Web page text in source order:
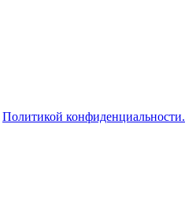
Политикой конфиденциальности.